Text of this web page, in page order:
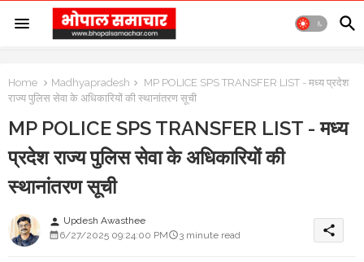
Home Madhyapradesh
MP POLICE SPS TRANSFER LIST - मध्य प्रदेश
राज्य पुलिस सेवा के अधिकारियों की स्थानांतरण सूची
MP POLICE SPS TRANSFER LIST - मध्य
प्रदेश राज्य पुलिस सेवा के अधिकारियों की
स्थानांतरण सूची
person Updesh Awasthee
6/27/2025 09:24:00 PM
3 minute read share